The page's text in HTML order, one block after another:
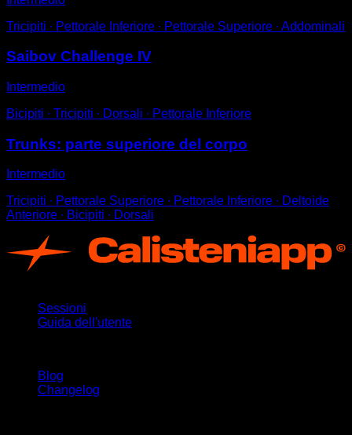
Tricipiti ∙ Pettorale Inferiore ∙ Pettorale Superiore ∙ Addominali
Saibov Challenge IV
Intermedio
Bicipiti ∙ Tricipiti ∙ Dorsali ∙ Pettorale Inferiore
Trunks: parte superiore del corpo
Intermedio
Tricipiti ∙ Pettorale Superiore ∙ Pettorale Inferiore ∙ Deltoide
Anteriore ∙ Bicipiti ∙ Dorsali
Sessioni
Guida dell'utente
Blog
Changelog